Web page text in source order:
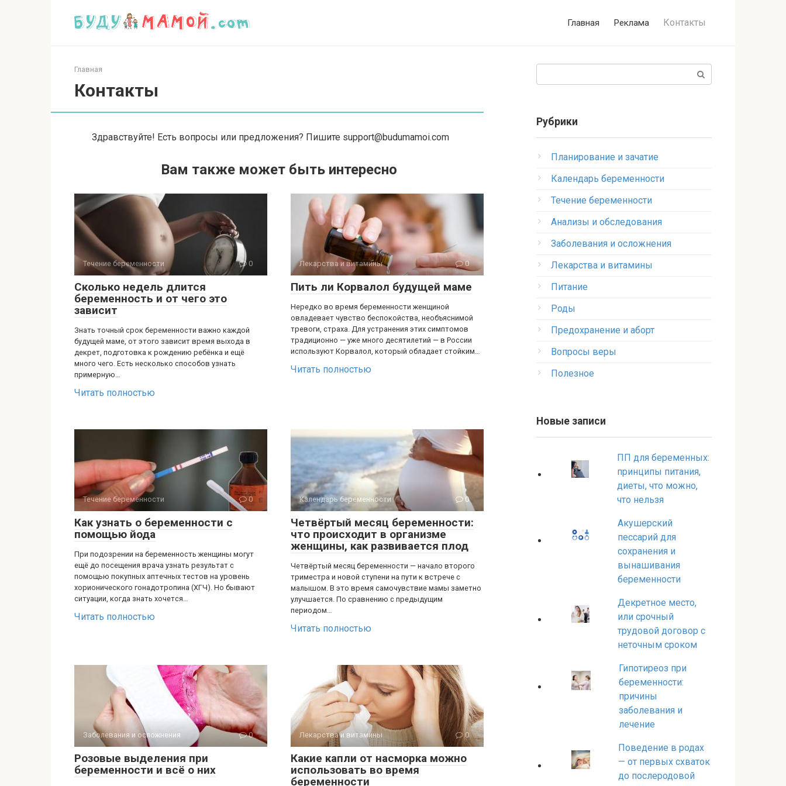
Главная Реклама Контакты
Главная
Контакты
Здравствуйте! Есть вопросы или предложения? Пишите support@budumamoi.com
Вам также может быть интересно
Течение беременности 0
Сколько недель длится
беременность и от чего это
зависит
Знать точный срок беременности важно каждой
будущей маме, от этого зависит время выхода в
декрет, подготовка к рождению ребёнка и ещё
много чего. Есть несколько способов узнать
примерную…
Читать полностью
Лекарства и витамины 0
Пить ли Корвалол будущей маме
Нередко во время беременности женщиной
овладевает чувство беспокойства, необъяснимой
тревоги, страха. Для устранения этих симптомов
традиционно — уже много десятилетий — в России
используют Корвалол, который обладает стойким…
Читать полностью
Течение беременности 0
Как узнать о беременности с
помощью йода
При подозрении на беременность женщины могут
ещё до посещения врача узнать результат с
помощью покупных аптечных тестов на уровень
хорионического гонадотропина (ХГЧ). Но бывают
ситуации, когда знать хочется…
Читать полностью
Календарь беременности 0
Четвёртый месяц беременности:
что происходит в организме
женщины, как развивается плод
Четвёртый месяц беременности — начало второго
триместра и новой ступени на пути к встрече с
малышом. В это время самочувствие мамы заметно
улучшается. По сравнению с предыдущим
периодом…
Читать полностью
Заболевания и осложнения 0
Розовые выделения при
беременности и всё о них
Лекарства и витамины 0
Какие капли от насморка можно
использовать во время
беременности
Рубрики
Планирование и зачатие
Календарь беременности
Течение беременности
Анализы и обследования
Заболевания и осложнения
Лекарства и витамины
Питание
Роды
Предохранение и аборт
Вопросы веры
Полезное
Новые записи
ПП для беременных:
принципы питания,
диеты, что можно,
что нельзя
Акушерский
пессарий для
сохранения и
вынашивания
беременности
Декретное место,
или срочный
трудовой договор с
неточным сроком
Гипотиреоз при
беременности:
причины
заболевания и
лечение
Поведение в родах
— от первых схваток
до послеродовой